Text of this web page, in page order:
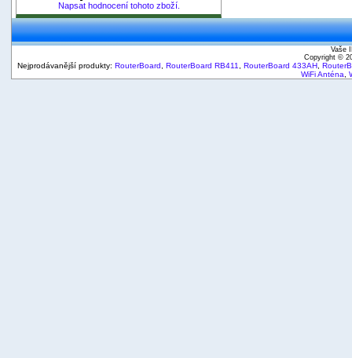
Napsat hodnocení tohoto zboží.
Vaše
Copyright ©
Nejprodávanější produkty: RouterBoard RouterBoard RB411 RouterBoard 433AH
WiFi Anténa